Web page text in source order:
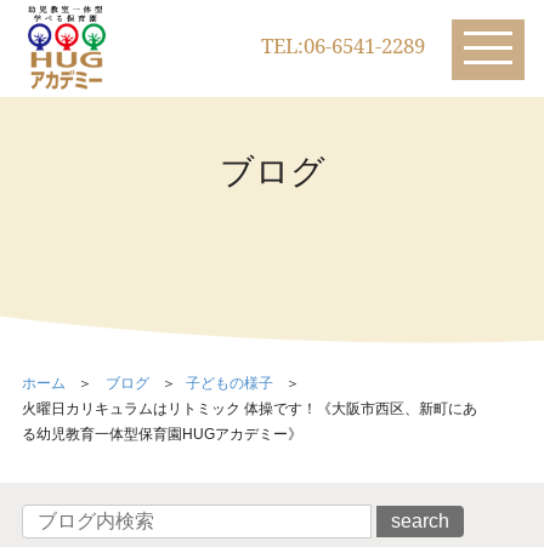
TEL:06-6541-2289
ブログ
ホーム ブログ
子どもの様子
火曜日カリキュラムはリトミック 体操です！《大阪市西区、新町にあ
る幼児教育一体型保育園HUGアカデミー》
search